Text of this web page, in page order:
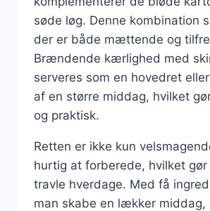
søde løg. Denne kombination
der er både mættende og
Brændende kærlighed med
serveres som en hovedret
af en større middag, hvilket
og praktisk.
Retten er ikke kun
hurtig at forberede, hvilket
travle hverdage. Med få
man skabe en lækker middag,